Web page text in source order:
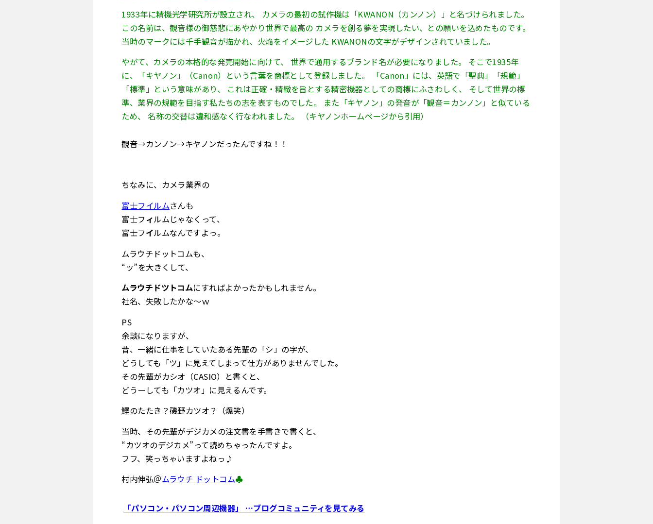
1933年に精機光学研究所が設立され、 カメラの最初の試作機は「KWANON（カンノン）」と名づけられました。
この名前は、観音様の御慈悲にあやかり世界で最高の カメラを創る夢を実現したい、との願いを込めたものです。
当時のマークには千手観音が描かれ、火焔をイメージした KWANONの文字がデザインされていました。
やがて、カメラの本格的な発売開始に向けて、 世界で通用するブランド名が必要になりました。 そこで1935年
に、「キヤノン」（Canon）という言葉を商標として登録しました。 「Canon」には、英語で「聖典」「規範」
「標準」という意味があり、 これは正確・精緻を旨とする精密機器としての商標にふさわしく、 そして世界の標
準、業界の規範を目指す私たちの志を表すものでした。 また「キヤノン」の発音が「観音＝カンノン」と似ている
ため、 名称の交替は違和感なく行なわれました。 （キヤノンホームページから引用）
観音→カンノン→キヤノンだったんですね！！
ちなみに、カメラ業界の
富士フイルムさんも
富士フ ィルムじゃなくって、
富士フイルムなんですよっ。
ムラウチドットコムも、
“ッ”を大きくして、
ムラウチドツトコムにすればよかったかもしれません。
社名、失敗したかな～ｗ
PS
余談になりますが、
昔、一緒に仕事をしていたある先輩の「シ」の字が、
どうしても「ツ」に見えてしまって仕方がありませんでした。
その先輩がカシオ（CASIO）と書くと、
どうーしても「カツオ」に見えるんです。
鰹のたたき？磯野カツオ？（爆笑）
当時、その先輩がデジカメの注文書を手書きで書くと、
“カツオのデジカメ”って読めちゃったんですよ。
フフ、笑っちゃいますよねっ♪
村内伸弘＠ムラウチ ドットコム♣
「パソコン・パソコン周辺機器」 …ブログコミュニティを見てみる